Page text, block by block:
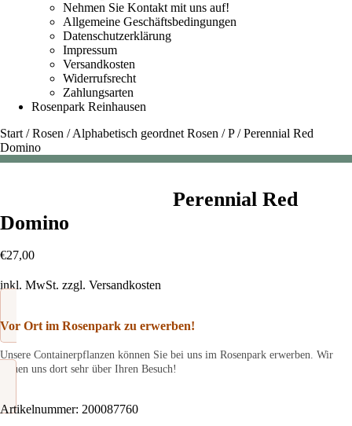
Nehmen Sie Kontakt mit uns auf!
Allgemeine Geschäftsbedingungen
Datenschutzerklärung
Impressum
Versandkosten
Widerrufsrecht
Zahlungsarten
Rosenpark Reinhausen
Start /Rosen /Alphabetisch geordnet Rosen /P/Perennial Red
Domino
Perennial Red
Domino
€27,00
inkl. MwSt. zzgl. Versandkosten
Vor Ort im Rosenpark zu erwerben!
Unsere Containerpflanzen können Sie bei uns im Rosenpark erwerben. Wir
freuen uns dort sehr über Ihren Besuch!
Artikelnummer: 200087760